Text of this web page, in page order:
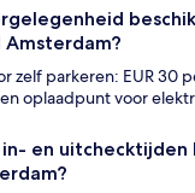
Amsterdam?
zelf parkeren: EUR 30
oplaadpunt voor
en uitchecktijden